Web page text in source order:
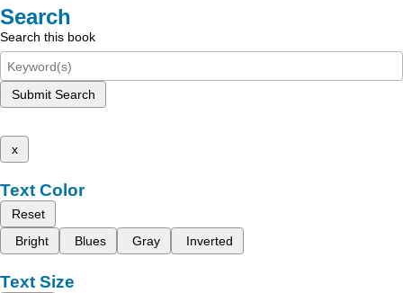
Search
Search this book
Submit Search
x
Text Color
Reset
Bright
Blues Gray Inverted
Text Size